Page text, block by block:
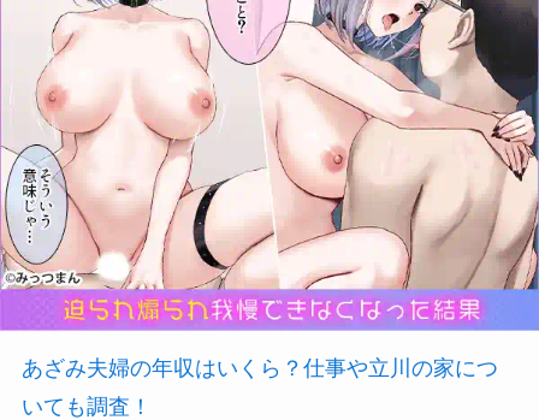
あざみ夫婦の年収はいくら？仕事や立川の家につ
いても調査！